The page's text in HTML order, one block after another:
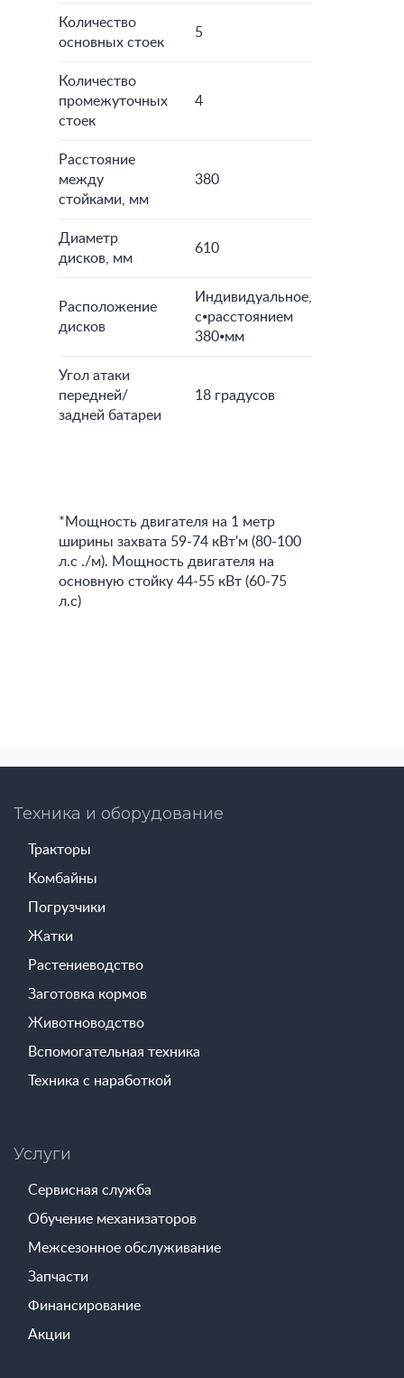
Количество
основных стоек
5
Количество
промежуточных
стоек
4
Расстояние
между
стойками, мм
380
Диаметр
дисков, мм
610
Расположение
дисков
Индивидуальное,
с⦁расстоянием
380⦁мм
Угол атаки
передней/
задней батареи
18 градусов
*Мощность двигателя на 1 метр
ширины захвата 59-74 кВт'м (80-100
л.с ./м). Мощность двигателя на
основную стойку 44-55 кВт (60-75
л.с)
Техника и оборудование
Тракторы
Комбайны
Погрузчики
Жатки
Растениеводство
Заготовка кормов
Животноводство
Вспомогательная техника
Техника с наработкой
Услуги
Сервисная служба
Обучение механизаторов
Межсезонное обслуживание
Запчасти
Финансирование
Акции